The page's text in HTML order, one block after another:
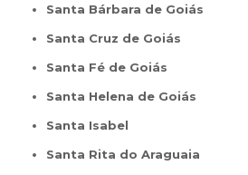
Santa Bárbara de Goiás
Santa Cruz de Goiás
Santa Fé de Goiás
Santa Helena de Goiás
Santa Isabel
Santa Rita do Araguaia